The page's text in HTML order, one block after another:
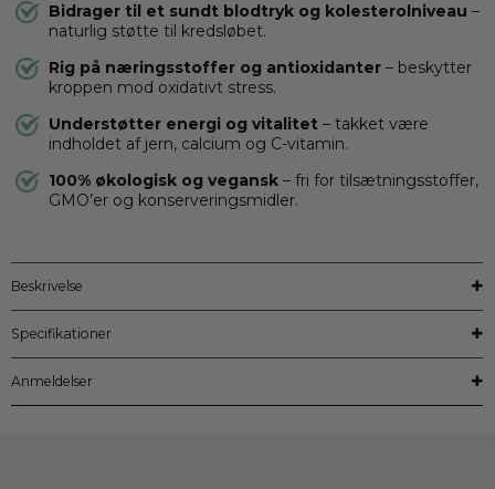
Bidrager til et sundt blodtryk og kolesterolniveau –
naturlig støtte til kredsløbet.
Rig på næringsstoffer og antioxidanter – beskytter
kroppen mod oxidativt stress.
Understøtter energi og vitalitet – takket være
indholdet af jern, calcium og C-vitamin.
100% økologisk og vegansk – fri for tilsætningsstoffer,
GMO’er og konserveringsmidler.
Beskrivelse
Specifikationer
Anmeldelser